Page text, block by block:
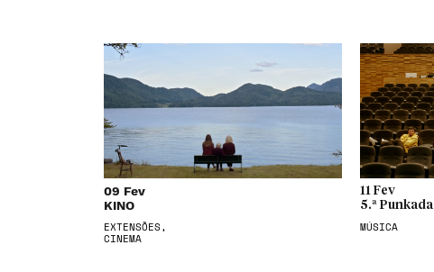
09 Fev
KINO
EXTENSÕES,
CINEMA
11 Fev
5.ª Punkada
MÚSICA